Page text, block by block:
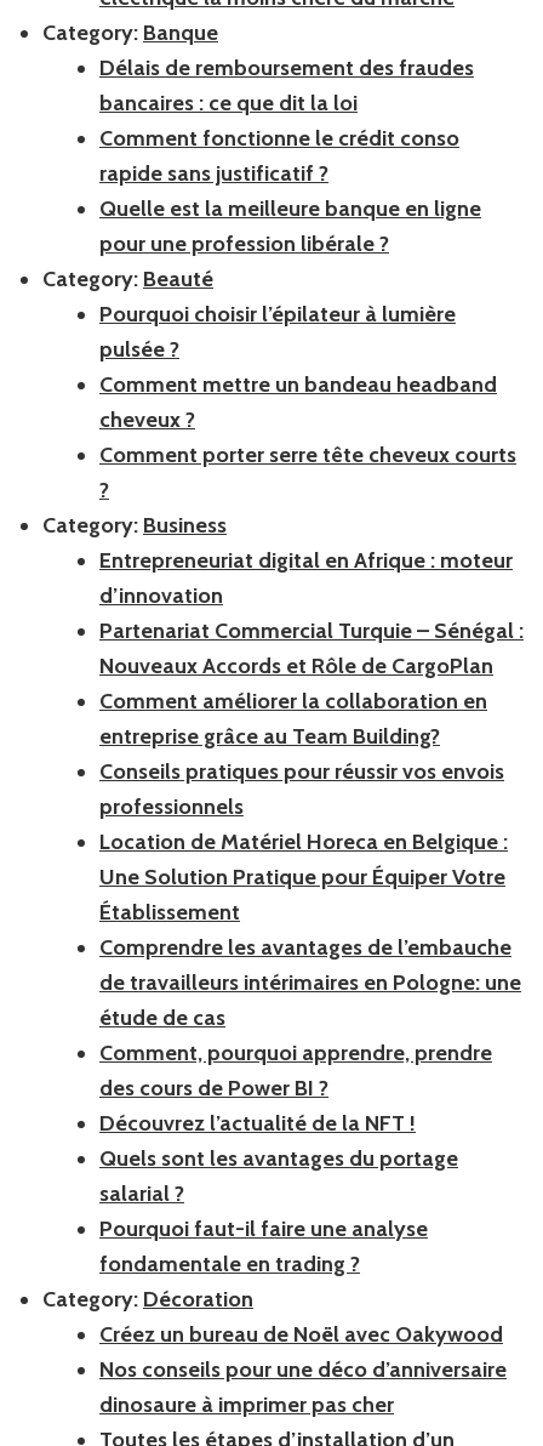
Category: Banque
Délais de remboursement des fraudes
bancaires : ce que dit la loi
Comment fonctionne le crédit conso
rapide sans justificatif ?
Quelle est la meilleure banque en ligne
pour une profession libérale ?
Category: Beauté
Pourquoi choisir l’épilateur à lumière
pulsée ?
Comment mettre un bandeau headband
cheveux ?
Comment porter serre tête cheveux courts
?
Category: Business
Entrepreneuriat digital en Afrique : moteur
d’innovation
Partenariat Commercial Turquie – Sénégal :
Nouveaux Accords et Rôle de CargoPlan
Comment améliorer la collaboration en
entreprise grâce au Team Building?
Conseils pratiques pour réussir vos envois
professionnels
Location de Matériel Horeca en Belgique :
Une Solution Pratique pour Équiper Votre
Établissement
Comprendre les avantages de l’embauche
de travailleurs intérimaires en Pologne: une
étude de cas
Comment, pourquoi apprendre, prendre
des cours de Power BI ?
Découvrez l’actualité de la NFT !
Quels sont les avantages du portage
salarial ?
Pourquoi faut-il faire une analyse
fondamentale en trading ?
Category: Décoration
Créez un bureau de Noël avec Oakywood
Nos conseils pour une déco d’anniversaire
dinosaure à imprimer pas cher
Toutes les étapes d’installation d’un